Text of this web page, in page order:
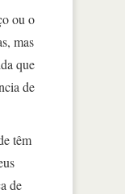
ou o
mas
que
de
têm
de